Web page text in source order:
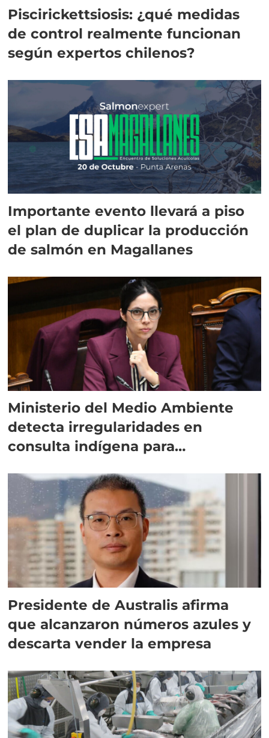
Piscirickettsiosis: ¿qué medidas
de control realmente funcionan
según expertos chilenos?
Importante evento llevará a piso
el plan de duplicar la producción
de salmón en Magallanes
Ministerio del Medio Ambiente
detecta irregularidades en
consulta indígena para
Presidente de Australis afirma
que alcanzaron números azules y
descarta vender la empresa